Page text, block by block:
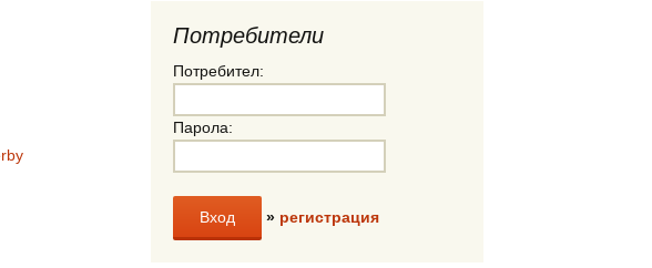
Потребители
Потребител:
Парола:
» регистрация